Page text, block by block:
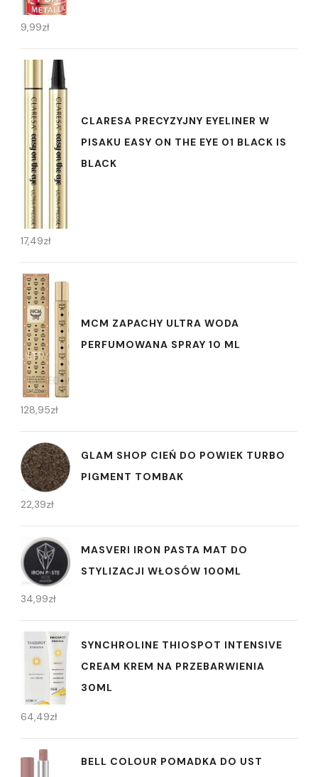
9,99zł
CLARESA PRECYZYJNY EYELINER W
PISAKU EASY ON THE EYE 01 BLACK IS
BLACK
17,49zł
MCM ZAPACHY ULTRA WODA
PERFUMOWANA SPRAY 10 ML
128,95zł
GLAM SHOP CIEŃ DO POWIEK TURBO
PIGMENT TOMBAK
22,39zł
MASVERI IRON PASTA MAT DO
STYLIZACJI WŁOSÓW 100ML
34,99zł
SYNCHROLINE THIOSPOT INTENSIVE
CREAM KREM NA PRZEBARWIENIA
30ML
64,49zł
BELL COLOUR POMADKA DO UST